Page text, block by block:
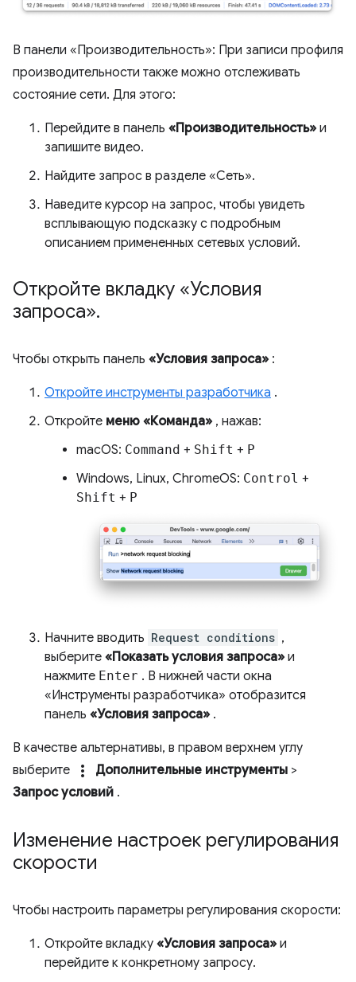
В панели «Производительность»: При записи профиля
производительности также можно отслеживать
состояние сети. Для этого:
Перейдите в панель «Производительность» и
запишите видео.
Найдите запрос в разделе «Сеть».
Наведите курсор на запрос, чтобы увидеть
всплывающую подсказку с подробным
описанием примененных сетевых условий.
Откройте вкладку «Условия
запроса».
Чтобы открыть панель «Условия запроса» :
Откройте инструменты разработчика .
Откройте меню «Команда» , нажав:
macOS: Command + Shift + P
Windows, Linux, ChromeOS: Control +
Shift + P
Начните вводить Request conditions ,
выберите «Показать условия запроса» и
нажмите Enter . В нижней части окна
«Инструменты разработчика» отобразится
панель «Условия запроса» .
В качестве альтернативы, в правом верхнем углу
выберите
more_vert Дополнительные инструменты >
Запрос условий .
Изменение настроек регулирования
скорости
Чтобы настроить параметры регулирования скорости:
Откройте вкладку «Условия запроса» и
перейдите к конкретному запросу.